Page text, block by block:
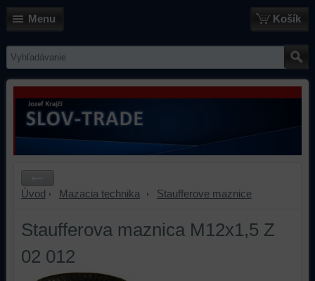
Menu Košík
Úvod Mazacia technika Staufferove maznice
Staufferova maznica M12x1,5 Z
02 012